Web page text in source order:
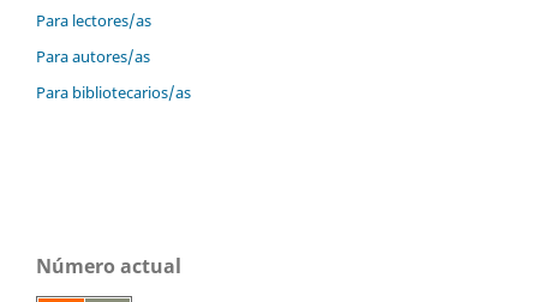
Para lectores/as
Para autores/as
Para bibliotecarios/as
Número actual